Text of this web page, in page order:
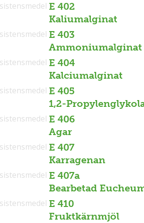
E 402
Kaliumalginat
E 403
Ammoniumalginat
E 404
Kalciumalginat
E 405
1,2-
E 406
Agar
E 407
Karragenan
E 407a
Bearbetad
E 410
Fruktkärnmjöl